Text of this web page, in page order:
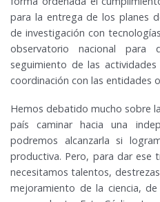
para la entrega de los planes
de investigación con
observatorio nacional
seguimiento de las
coordinación con las entidades
Hemos debatido mucho sobre
país caminar hacia una
podremos alcanzarla si
productiva. Pero, para dar ese
necesitamos talentos,
mejoramiento de la ciencia,